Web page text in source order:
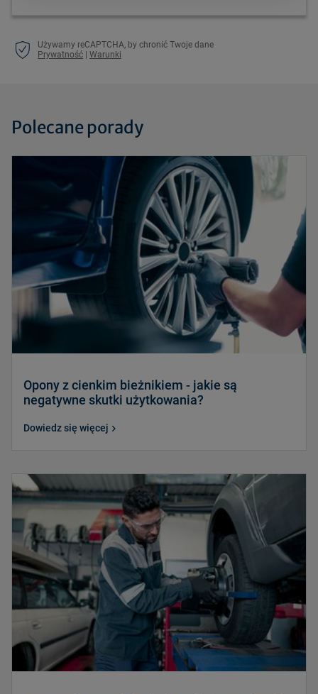
Używamy reCAPTCHA, by chronić Twoje dane
Prywatność
Warunki
Polecane porady
Opony z cienkim bieżnikiem - jakie są
negatywne skutki użytkowania?
Dowiedz się więcej